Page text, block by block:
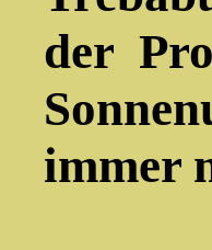
der
immer